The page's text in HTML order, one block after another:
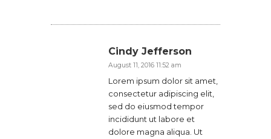
Cindy Jefferson
August 11, 2016 11:52 am
Lorem ipsum dolor sit amet,
consectetur adipiscing elit,
sed do eiusmod tempor
incididunt ut labore et
dolore magna aliqua. Ut